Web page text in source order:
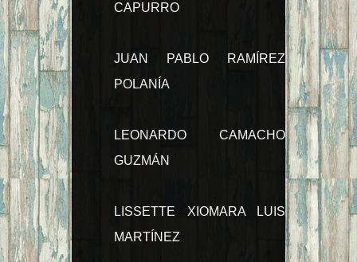
CAPURRO
JUAN PABLO RAMÍREZ
POLANÍA
LEONARDO CAMACHO
GUZMÁN
LISSETTE XIOMARA LUIS
MARTÍNEZ